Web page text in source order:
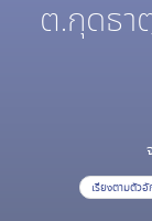
ต.กุดธา
เรียงตามตัว